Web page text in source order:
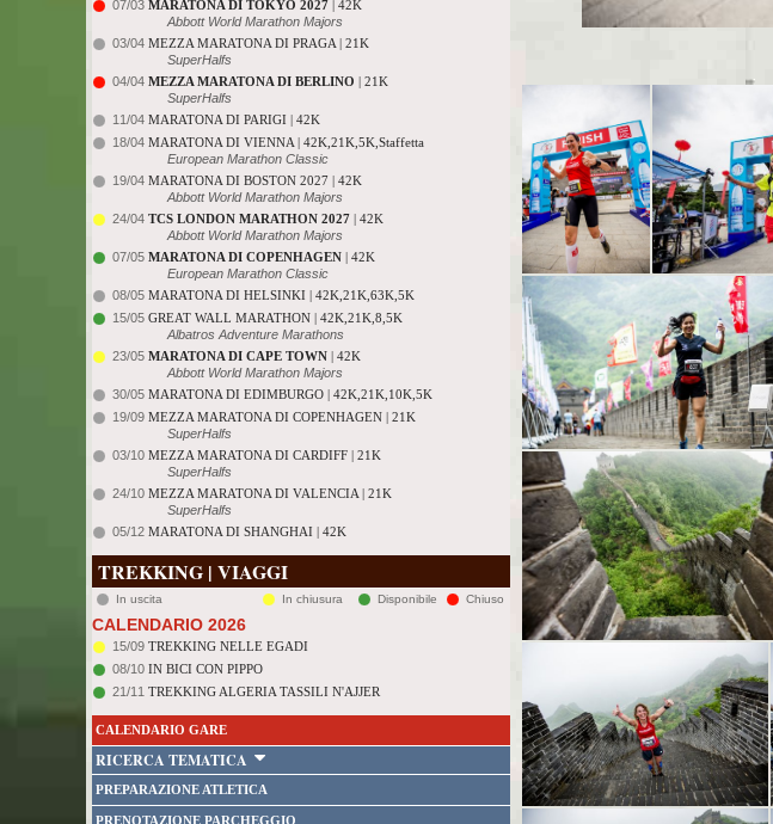
07/03 MARATONA DI TOKYO 2027 | 42K
Abbott World Marathon Majors
03/04 MEZZA MARATONA DI PRAGA | 21K
SuperHalfs
04/04 MEZZA MARATONA DI BERLINO | 21K
SuperHalfs
11/04 MARATONA DI PARIGI | 42K
18/04 MARATONA DI VIENNA | 42K,21K,5K,Staffetta
European Marathon Classic
19/04 MARATONA DI BOSTON 2027 | 42K
Abbott World Marathon Majors
24/04 TCS LONDON MARATHON 2027 | 42K
Abbott World Marathon Majors
07/05 MARATONA DI COPENHAGEN | 42K
European Marathon Classic
08/05 MARATONA DI HELSINKI | 42K,21K,63K,5K
15/05 GREAT WALL MARATHON | 42K,21K,8,5K
Albatros Adventure Marathons
23/05 MARATONA DI CAPE TOWN | 42K
Abbott World Marathon Majors
30/05 MARATONA DI EDIMBURGO | 42K,21K,10K,5K
19/09 MEZZA MARATONA DI COPENHAGEN | 21K
SuperHalfs
03/10 MEZZA MARATONA DI CARDIFF | 21K
SuperHalfs
24/10 MEZZA MARATONA DI VALENCIA | 21K
SuperHalfs
05/12 MARATONA DI SHANGHAI | 42K
TREKKING | VIAGGI
In uscita In chiusura Disponibile Chiuso
CALENDARIO 2026
15/09 TREKKING NELLE EGADI
08/10 IN BICI CON PIPPO
21/11 TREKKING ALGERIA TASSILI N'AJJER
CALENDARIO GARE
RICERCA TEMATICA
PREPARAZIONE ATLETICA
PRENOTAZIONE PARCHEGGIO